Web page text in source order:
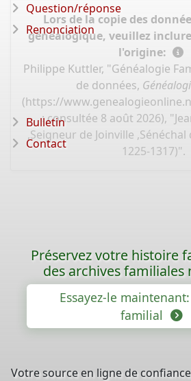
Lors de la copie des
généalogique, veuillez
l'origine:
Philippe Kuttler, "Généalogie
de données,
(https://
: consultée 8 août 2026),
,Seigneur de Joinville
1225-1317)".
Question/réponse
Renonciation
Bulletin
Contact
Préservez votre histoire
des archives familiales
Essayez-le
familial
Votre source en ligne de